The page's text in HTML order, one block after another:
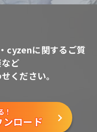
cyzenに関するご質
ど
ください。
！
ロード